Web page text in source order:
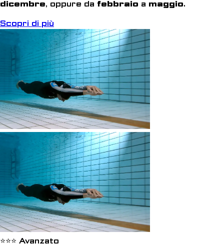
dicembre, oppure da febbraio a maggio.
Scopri di più
⭐⭐⭐ Avanzato